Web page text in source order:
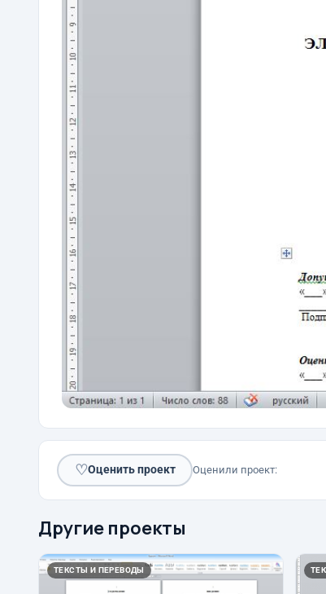
♡Оценить проект Оценили проект:
Другие проекты
ТЕКСТЫ И ПЕРЕВОДЫ